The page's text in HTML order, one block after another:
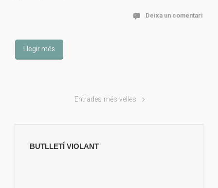
Deixa un comentari
Llegir més
Entrades més velles
BUTLLETÍ VIOLANT